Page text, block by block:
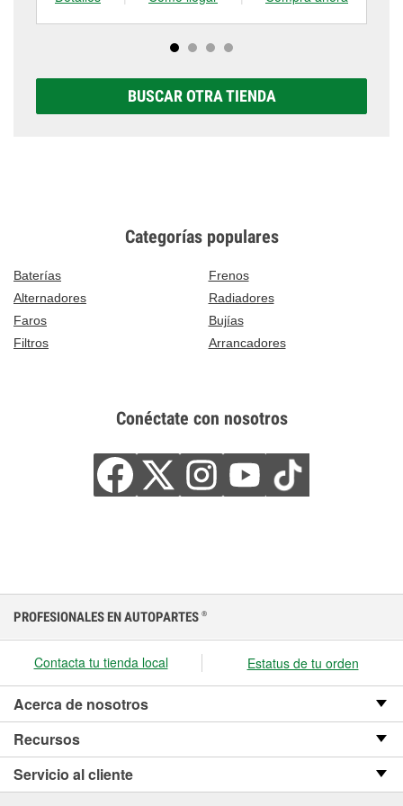
BUSCAR OTRA TIENDA
Categorías populares
Baterías
Frenos
Alternadores
Radiadores
Faros
Bujías
Filtros
Arrancadores
Conéctate con nosotros
PROFESIONALES EN AUTOPARTES ®
Contacta tu tienda local Estatus de tu orden
Acerca de nosotros
Recursos
Servicio al cliente